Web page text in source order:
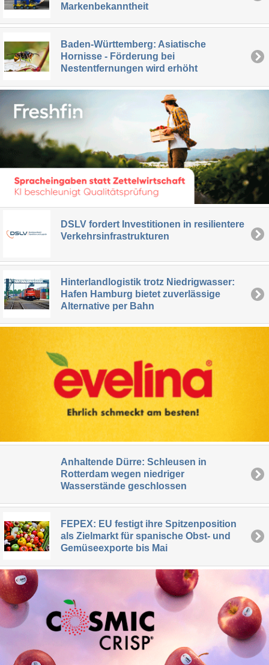
Markenbekanntheit
Baden-Württemberg: Asiatische
Hornisse - Förderung bei
Nestentfernungen wird erhöht
DSLV fordert Investitionen in resilientere
Verkehrsinfrastrukturen
Hinterlandlogistik trotz Niedrigwasser:
Hafen Hamburg bietet zuverlässige
Alternative per Bahn
Anhaltende Dürre: Schleusen in
Rotterdam wegen niedriger
Wasserstände geschlossen
FEPEX: EU festigt ihre Spitzenposition
als Zielmarkt für spanische Obst- und
Gemüseexporte bis Mai